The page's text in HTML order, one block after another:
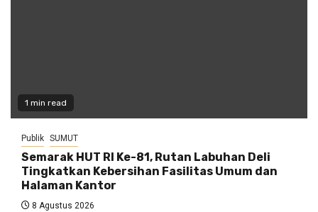
1 min read
Publik SUMUT
Semarak HUT RI Ke-81, Rutan Labuhan Deli
Tingkatkan Kebersihan Fasilitas Umum dan
Halaman Kantor
8 Agustus 2026